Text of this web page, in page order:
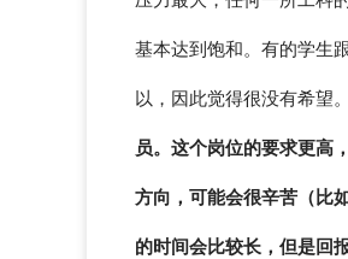
基本达到饱和。有的学生
以，因此觉得很没有希望
员。这个岗位的要求更高
方向，可能会很辛苦（比
的时间会比较长，但是回